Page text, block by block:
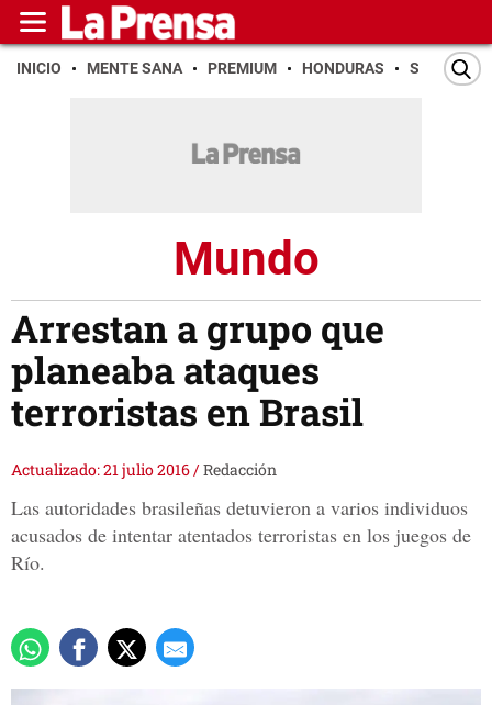
INICIO MENTE SANA PREMIUM HONDURAS SAN PEDRO
Mundo
Arrestan a grupo que
planeaba ataques
terroristas en Brasil
Actualizado: 21 julio 2016/Redacción
Las autoridades brasileñas detuvieron a varios individuos
acusados de intentar atentados terroristas en los juegos de
Río.